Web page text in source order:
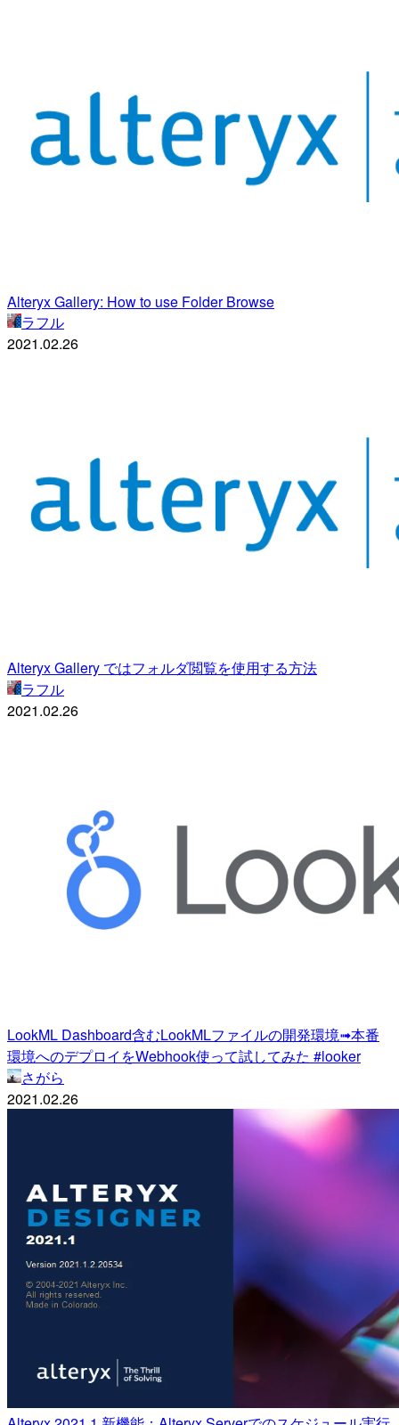
Alteryx Gallery: How to use Folder Browse
ラフル
2021.02.26
Alteryx Gallery ではフォルダ閲覧を使用する方法
ラフル
2021.02.26
LookML Dashboard含むLookMLファイルの開発環境➟本番
環境へのデプロイをWebhook使って試してみた #looker
さがら
2021.02.26